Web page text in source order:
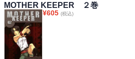
MOTHER KEEPER ２巻
¥605 (税込)